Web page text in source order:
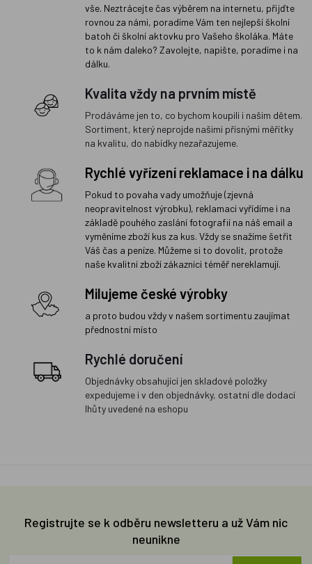
vše. Neztrácejte čas výběrem na internetu, přijďte
rovnou za námi, poradíme Vám ten nejlepší školní
batoh či školní aktovku pro Vašeho školáka. Máte
to k nám daleko? Zavolejte, napište, poradíme i na
dálku.
Kvalita vždy na prvním místě
Prodáváme jen to, co bychom koupili i našim dětem.
Sortiment, který neprojde našimi přísnými měřítky
na kvalitu, do nabídky nezařazujeme.
Rychlé vyřízení reklamace i na dálku
Pokud to povaha vady umožňuje (zjevná
neopravitelnost výrobku), reklamaci vyřídíme i na
základě pouhého zaslání fotografií na náš email a
vyměníme zboží kus za kus. Vždy se snažíme šetřit
Váš čas a peníze. Můžeme si to dovolit, protože
naše kvalitní zboží zákazníci téměř nereklamují.
Milujeme české výrobky
a proto budou vždy v našem sortimentu zaujímat
přednostní místo
Rychlé doručení
Objednávky obsahující jen skladové položky
expedujeme i v den objednávky, ostatní dle dodací
lhůty uvedené na eshopu
Registrujte se k odběru newsletteru a už Vám nic
neunikne